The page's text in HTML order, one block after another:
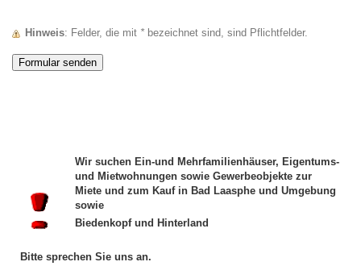
Hinweis : Felder, die mit *bezeichnet sind, sind Pflichtfelder.
Wir suchen Ein-und Mehrfamilienhäuser, Eigentums-
und Mietwohnungen sowie Gewerbeobjekte zur
Miete und zum Kauf in Bad Laasphe und Umgebung
sowie
Biedenkopf und Hinterland
Bitte sprechen Sie uns an.